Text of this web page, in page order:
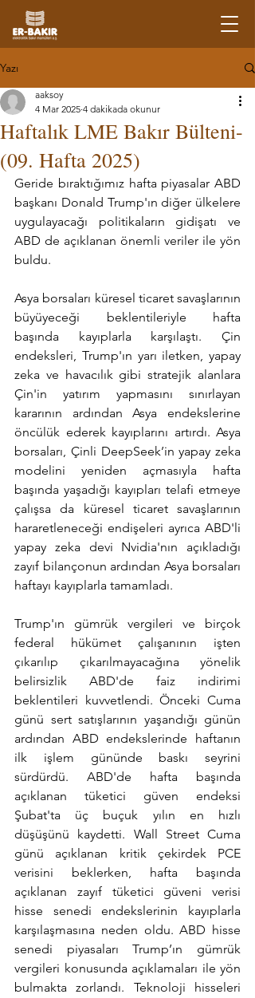
Yazı
Haftalık LME Bakır Bülteni-
(09. Hafta 2025)
aaksoy
4 Mar 2025 4 dakikada okunur
Geride bıraktığımız hafta piyasalar ABD
başkanı Donald Trump'ın diğer ülkelere
uygulayacağı politikaların gidişatı ve
ABD de açıklanan önemli veriler ile yön
buldu.
Asya borsaları küresel ticaret savaşlarının
büyüyeceği beklentileriyle hafta
başında kayıplarla karşılaştı. Çin
endeksleri, Trump'ın yarı iletken, yapay
zeka ve havacılık gibi stratejik alanlara
Çin'in yatırım yapmasını sınırlayan
kararının ardından Asya endekslerine
öncülük ederek kayıplarını artırdı. Asya
borsaları, Çinli DeepSeek’in yapay zeka
modelini yeniden açmasıyla hafta
başında yaşadığı kayıpları telafi etmeye
çalışsa da küresel ticaret savaşlarının
hararetleneceği endişeleri ayrıca ABD'li
yapay zeka devi Nvidia'nın açıkladığı
zayıf bilançonun ardından Asya borsaları
haftayı kayıplarla tamamladı.
Trump'ın gümrük vergileri ve birçok
federal hükümet çalışanının işten
çıkarılıp çıkarılmayacağına yönelik
belirsizlik ABD'de faiz indirimi
beklentileri kuvvetlendi. Önceki Cuma
günü sert satışlarının yaşandığı günün
ardından ABD endekslerinde haftanın
ilk işlem gününde baskı seyrini
sürdürdü. ABD'de hafta başında
açıklanan tüketici güven endeksi
Şubat'ta üç buçuk yılın en hızlı
düşüşünü kaydetti. Wall Street Cuma
günü açıklanan kritik çekirdek PCE
verisini beklerken, hafta başında
açıklanan zayıf tüketici güveni verisi
hisse senedi endekslerinin kayıplarla
karşılaşmasına neden oldu. ABD hisse
senedi piyasaları Trump’ın gümrük
vergileri konusunda açıklamaları ile yön
bulmakta zorlandı. Teknoloji hisseleri